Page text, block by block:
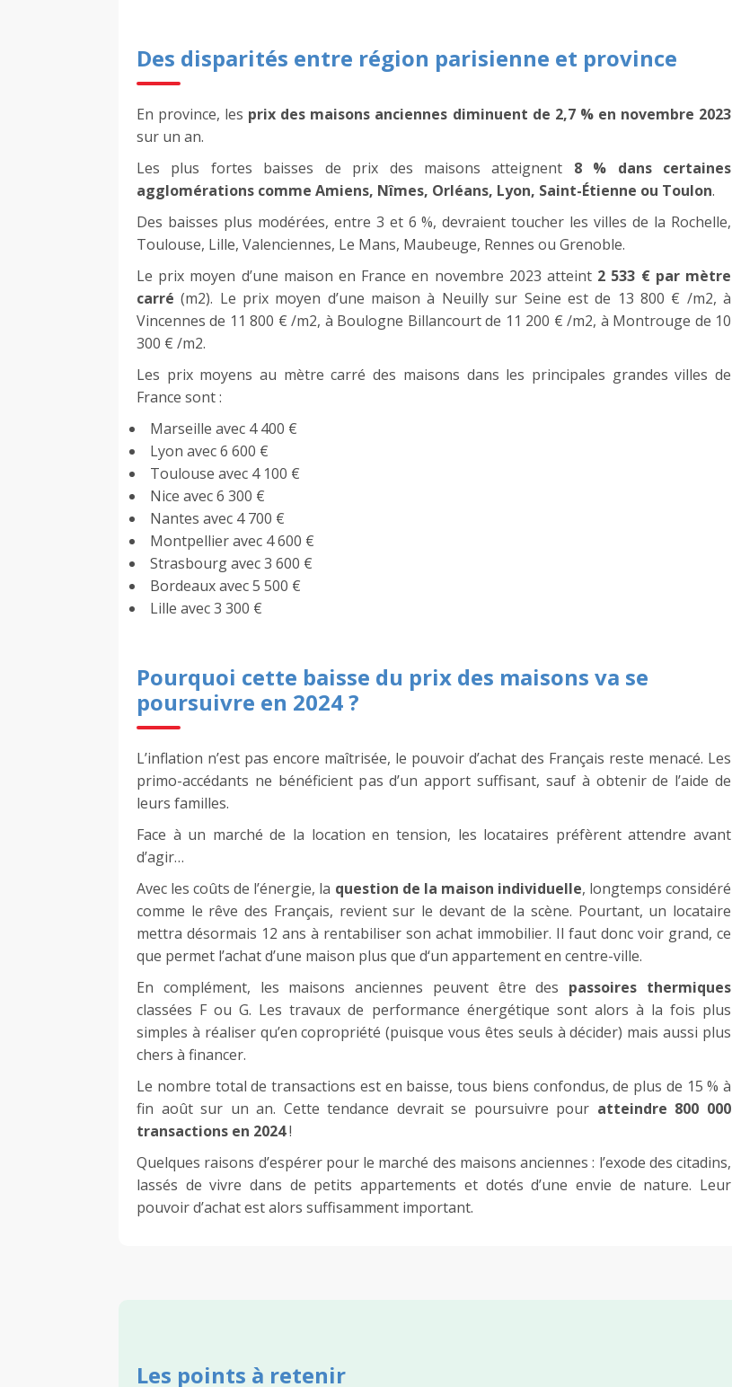
Des disparités entre région parisienne et province
En province, les prix des maisons anciennes diminuent de 2,7 % en novembre 2023
sur un an.
Les plus fortes baisses de prix des maisons atteignent 8 % dans certaines
agglomérations comme Amiens, Nîmes, Orléans, Lyon, Saint-Étienne ou Toulon.
Des baisses plus modérées, entre 3 et 6 %, devraient toucher les villes de la Rochelle,
Toulouse, Lille, Valenciennes, Le Mans, Maubeuge, Rennes ou Grenoble.
Le prix moyen d’une maison en France en novembre 2023 atteint 2 533 € par mètre
carré(m2). Le prix moyen d’une maison à Neuilly sur Seine est de 13 800 € /m2, à
Vincennes de 11 800 € /m2, à Boulogne Billancourt de 11 200 € /m2, à Montrouge de 10
300 € /m2.
Les prix moyens au mètre carré des maisons dans les principales grandes villes de
France sont :
Marseille avec 4 400 €
Lyon avec 6 600 €
Toulouse avec 4 100 €
Nice avec 6 300 €
Nantes avec 4 700 €
Montpellier avec 4 600 €
Strasbourg avec 3 600 €
Bordeaux avec 5 500 €
Lille avec 3 300 €
Pourquoi cette baisse du prix des maisons va se
poursuivre en 2024 ?
L’inflation n’est pas encore maîtrisée, le pouvoir d’achat des Français reste menacé. Les
primo-accédants ne bénéficient pas d’un apport suffisant, sauf à obtenir de l’aide de
leurs familles.
Face à un marché de la location en tension, les locataires préfèrent attendre avant
d’agir…
Avec les coûts de l’énergie, la question de la maison individuelle, longtemps considéré
comme le rêve des Français, revient sur le devant de la scène. Pourtant, un locataire
mettra désormais 12 ans à rentabiliser son achat immobilier. Il faut donc voir grand, ce
que permet l’achat d’une maison plus que d‘un appartement en centre-ville.
En complément, les maisons anciennes peuvent être des passoires thermiques
classées F ou G. Les travaux de performance énergétique sont alors à la fois plus
simples à réaliser qu’en copropriété (puisque vous êtes seuls à décider) mais aussi plus
chers à financer.
Le nombre total de transactions est en baisse, tous biens confondus, de plus de 15 % à
fin août sur un an. Cette tendance devrait se poursuivre pour atteindre 800 000
transactions en 2024!
Quelques raisons d’espérer pour le marché des maisons anciennes : l’exode des citadins,
lassés de vivre dans de petits appartements et dotés d’une envie de nature. Leur
pouvoir d’achat est alors suffisamment important.
Les points à retenir